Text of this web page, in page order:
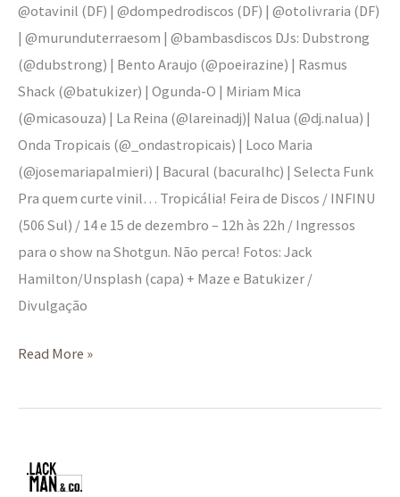
@otavinil (DF) | @dompedrodiscos (DF) | @otolivraria (DF)
| @murunduterraesom | @bambasdiscos DJs: Dubstrong
(@dubstrong) | Bento Araujo (@poeirazine) | Rasmus
Shack (@batukizer) | Ogunda-O | Miriam Mica
(@micasouza) | La Reina (@lareinadj)| Nalua (@dj.nalua) |
Onda Tropicais (@_ondastropicais) | Loco Maria
(@josemariapalmieri) | Bacural (bacuralhc) | Selecta Funk
Pra quem curte vinil… Tropicália! Feira de Discos / INFINU
(506 Sul) / 14 e 15 de dezembro – 12h às 22h / Ingressos
para o show na Shotgun. Não perca! Fotos: Jack
Hamilton/Unsplash (capa) + Maze e Batukizer /
Divulgação
Read More »